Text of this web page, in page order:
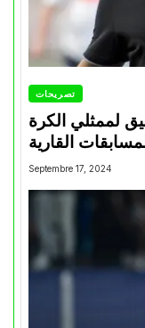
تصريحات
لممثلي الكرة
Septembre 17, 2024